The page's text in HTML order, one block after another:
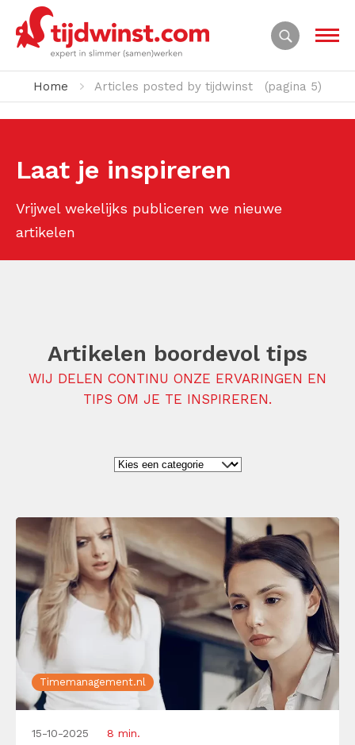
Home Articles posted by tijdwinst (pagina 5)
Laat je inspireren
Vrijwel wekelijks publiceren we nieuwe
artikelen
Artikelen boordevol tips
WIJ DELEN CONTINU ONZE ERVARINGEN EN
TIPS OM JE TE INSPIREREN.
Timemanagement.nl
15-10-2025 8 min.